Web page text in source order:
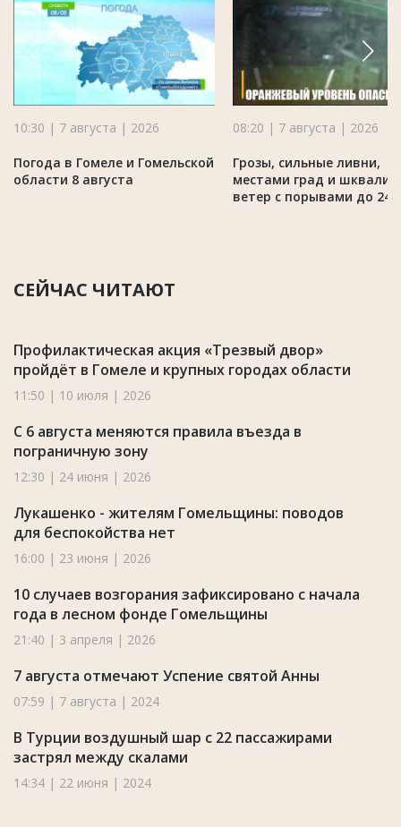
10:30 | 7 августа | 2026
Погода в Гомеле и Гомельской
области 8 августа
08:20 | 7 августа | 2026
Грозы, сильные ливни,
местами град и
ветер с порывами до 24
СЕЙЧАС ЧИТАЮТ
Профилактическая акция «Трезвый двор»
пройдёт в Гомеле и крупных городах области
11:50 | 10 июля | 2026
С 6 августа меняются правила въезда в
пограничную зону
12:30 | 24 июня | 2026
Лукашенко - жителям Гомельщины: поводов
для беспокойства нет
16:00 | 23 июня | 2026
10 случаев возгорания зафиксировано с начала
года в лесном фонде Гомельщины
21:40 | 3 апреля | 2026
7 августа отмечают Успение святой Анны
07:59 | 7 августа | 2024
В Турции воздушный шар с 22 пассажирами
застрял между скалами
14:34 | 22 июня | 2024